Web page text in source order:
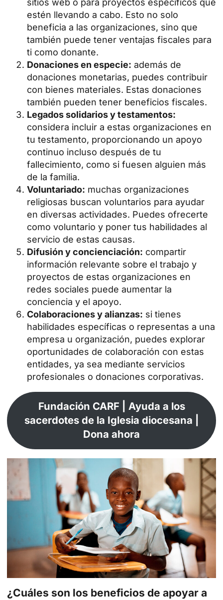
estén llevando a cabo. Esto no solo
beneficia a las organizaciones, sino que
también puede tener ventajas fiscales para
ti como donante.
Donaciones en especie: además de
donaciones monetarias, puedes contribuir
con bienes materiales. Estas donaciones
también pueden tener beneficios fiscales.
Legados solidarios y testamentos:
considera incluir a estas organizaciones en
tu testamento, proporcionando un apoyo
continuo incluso después de tu
fallecimiento, como si fuesen alguien más
de la familia.
Voluntariado: muchas organizaciones
religiosas buscan voluntarios para ayudar
en diversas actividades. Puedes ofrecerte
como voluntario y poner tus habilidades al
servicio de estas causas.
Difusión y concienciación: compartir
información relevante sobre el trabajo y
proyectos de estas organizaciones en
redes sociales puede aumentar la
conciencia y el apoyo.
Colaboraciones y alianzas: si tienes
habilidades específicas o representas a una
empresa u organización, puedes explorar
oportunidades de colaboración con estas
entidades, ya sea mediante servicios
profesionales o donaciones corporativas.
Fundación CARF | Ayuda a los
sacerdotes de la Iglesia diocesana |
Dona ahora
¿Cuáles son los beneficios de apoyar a